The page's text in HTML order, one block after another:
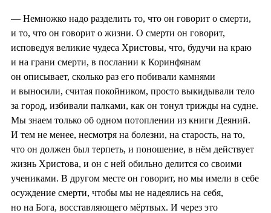
— Немножко надо разделить то, что он говорит о смерти,
и то, что он говорит о жизни. О смерти он говорит,
исповедуя великие чудеса Христовы, что, будучи на краю
и на грани смерти, в послании к Коринфянам
он описывает, сколько раз его побивали камнями
и выносили, считая покойником, просто выкидывали тело
за город, избивали палками, как он тонул трижды на судне.
Мы знаем только об одном потоплении из книги Деяний.
И тем не менее, несмотря на болезни, на старость, на то,
что он должен был терпеть, и поношение, в нём действует
жизнь Христова, и он с ней обильно делится со своими
учениками. В другом месте он говорит, но мы имели в себе
осуждение смерти, чтобы мы не надеялись на себя,
но на Бога, восставляющего мёртвых. И через это